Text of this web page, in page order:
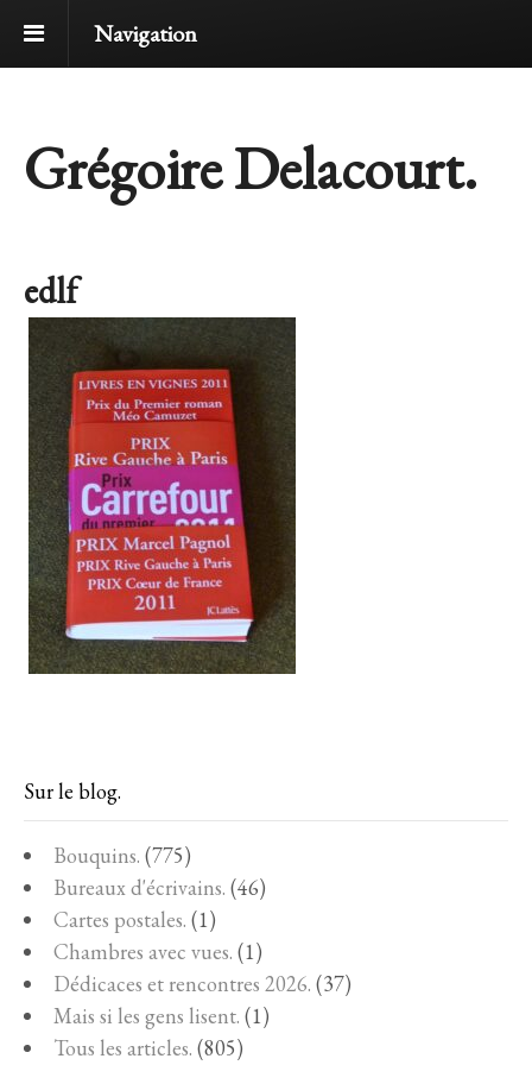
Navigation
Grégoire Delacourt.
edlf
Sur le blog.
Bouquins. (775)
Bureaux d'écrivains. (46)
Cartes postales. (1)
Chambres avec vues. (1)
Dédicaces et rencontres 2026. (37)
Mais si les gens lisent. (1)
Tous les articles. (805)